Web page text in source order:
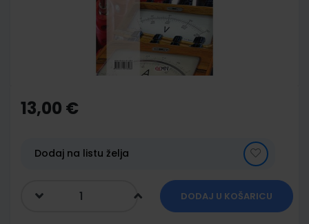
the
beginning
gallery
13,00 €
Dodaj na listu želja
DODAJ U KOŠARICU